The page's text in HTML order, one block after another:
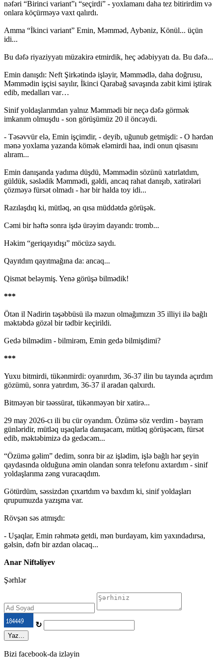
nəfəri “Birinci variant”ı “seçirdi” - yoxlamanı daha tez bitirirdim və
onlara köçürməyə vaxt qalırdı.
Amma “İkinci variant” Emin, Məmməd, Aybəniz, Könül... üçün
idi...
Bu dəfə riyaziyyatı müzakirə etmirdik, heç ədəbiyyatı da. Bu dəfə...
Emin danışdı: Neft Şirkətində işləyir, Məmmədlə, daha doğrusu,
Məmmədin işçisi sayılır, İkinci Qarabağ savaşında zabit kimi iştirak
edib, medalları var…
Sinif yoldaşlarımdan yalnız Məmmədi bir neçə dəfə görmək
imkanım olmuşdu - son görüşümüz 20 il öncəydi.
- Təsəvvür elə, Emin işçimdir, - deyib, uğunub getmişdi: - O hərdən
mənə yoxlama yazanda kömək eləmirdi haa, indi onun qisasını
alıram...
Emin danışanda yadıma düşdü, Məmmədin sözünü xatırlatdım,
güldük, səslədik Məmmədi, gəldi, ancaq rahat danışıb, xatirələri
çözməyə fürsət olmadı - hər bir halda toy idi...
Razılaşdıq ki, mütləq, ən qısa müddətdə görüşək.
Cəmi bir həftə sonra işdə ürəyim dayandı: tromb...
Həkim “geriqayıdışı” möcüzə saydı.
Qayıtdım qayıtmağına da: ancaq...
Qismət beləymiş. Yenə görüşə bilmədik!
***
Ötən il Nadirin təşəbbüsü ilə məzun olmağımızın 35 illiyi ilə bağlı
məktəbdə gözəl bir tədbir keçirildi.
Gedə bilmədim - bilmirəm, Emin gedə bilmişdimi?
***
Yuxu bitmirdi, tükənmirdi: oyanırdım, 36-37 ilin bu tayında açırdım
gözümü, sonra yatırdım, 36-37 il aradan qalxırdı.
Bitməyən bir təəssürat, tükənməyən bir xatirə...
29 may 2026-cı ili bu cür oyandım. Özümə söz verdim - bayram
günləridir, mütləq uşaqlarla danışacam, mütləq görüşəcəm, fürsət
edib, məktəbimizə də gedəcəm...
“Özümə gəlim” dedim, sonra bir az işlədim, işlə bağlı hər şeyin
qaydasında olduğuna əmin olandan sonra telefonu axtardım - sinif
yoldaşlarıma zəng vuracaqdım.
Götürdüm, səssizdən çıxartdım və baxdım ki, sinif yoldaşları
qrupumuzda yazışma var.
Rövşən səs atmışdı:
- Uşaqlar, Emin rəhmətə getdi, mən burdayam, kim yaxındadırsa,
gəlsin, dəfn bir azdan olacaq...
Anar Niftəliyev
Şərhlər
↻
Yaz...
Bizi facebook-da izləyin